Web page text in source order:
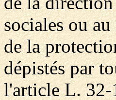
sociales ou
de la
dépistés par
l'article L. 32-